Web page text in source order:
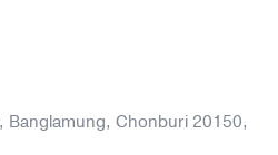
Chonburi 20150,